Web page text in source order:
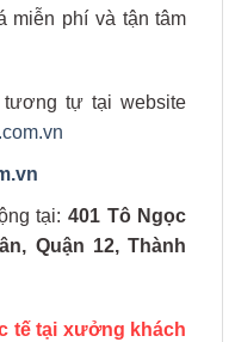
miễn phí và tận tâm
tương tự tại website
tại: 401 Tô Ngọc
Quận 12, Thành
tế tại xưởng khách